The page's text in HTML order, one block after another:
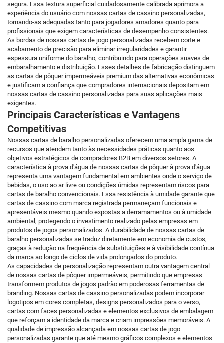
segura. Essa textura superficial cuidadosamente calibrada aprimora a
experiência do usuário com nossas cartas de cassino personalizadas,
tornando-as adequadas tanto para jogadores amadores quanto para
profissionais que exigem características de desempenho consistentes.
As bordas de nossas cartas de jogo personalizadas recebem corte e
acabamento de precisão para eliminar irregularidades e garantir
espessura uniforme do baralho, contribuindo para operações suaves de
embaralhamento e distribuição. Esses detalhes de fabricação distinguem
as cartas de pôquer impermeáveis premium das alternativas econômicas
e justificam a confiança que compradores internacionais depositam em
nossas cartas de cassino personalizadas para suas aplicações mais
exigentes.
Principais Características e Vantagens
Competitivas
Nossas cartas de baralho personalizadas oferecem uma ampla gama de
recursos que atendem tanto às necessidades práticas quanto aos
objetivos estratégicos de compradores B2B em diversos setores. A
característica à prova d'água de nossas cartas de pôquer à prova d'água
representa uma vantagem fundamental em ambientes onde o serviço de
bebidas, o uso ao ar livre ou condições úmidas representam riscos para
cartas de baralho convencionais. Essa resistência à umidade garante que
cartas de cassino com marca registrada permaneçam funcionais e
apresentáveis mesmo quando expostas a derramamentos ou à umidade
ambiental, protegendo o investimento realizado pelas empresas em
produtos de jogos personalizados. A durabilidade de nossas cartas de
baralho personalizadas se traduz diretamente em economia de custos,
graças à redução na frequência de substituições e à visibilidade contínua
da marca ao longo de ciclos de vida prolongados do produto.
As capacidades de personalização representam outra vantagem central
de nossas cartas de pôquer impermeáveis, permitindo que empresas
transformem produtos de jogos padrão em poderosas ferramentas de
branding. Nossas cartas de cassino personalizadas podem incorporar
logotipos em cores completas, designs personalizados para o verso,
cartas com faces personalizadas e elementos exclusivos de embalagem
que reforçam a identidade da marca e criam impressões memoráveis. A
qualidade de impressão alcançada em nossas cartas de jogo
personalizadas garante que até mesmo gráficos complexos e elementos